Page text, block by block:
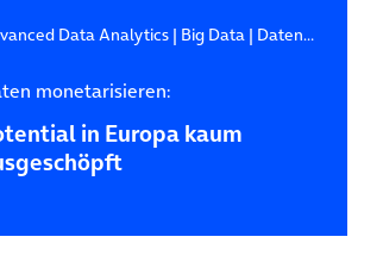
Data Analytics| Big Data| Datenanalyse
monetarisieren:
in Europa kaum